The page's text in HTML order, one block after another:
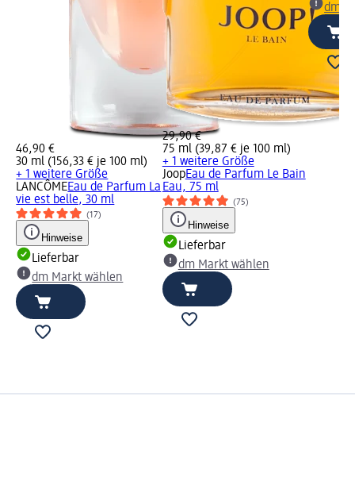
46,90 €
30 ml (156,33 € je 100 ml)
+ 1 weitere Größe
LANCÔMEEau de Parfum La
vie est belle, 30 ml
(17)
Hinweise
Lieferbar
dm Markt wählen
29,90 €
75 ml (39,87 € je 100 ml)
+ 1 weitere Größe
JoopEau de Parfum Le Bain
Eau, 75 ml
(75)
Hinweise
Lieferbar
dm Markt wählen
dm